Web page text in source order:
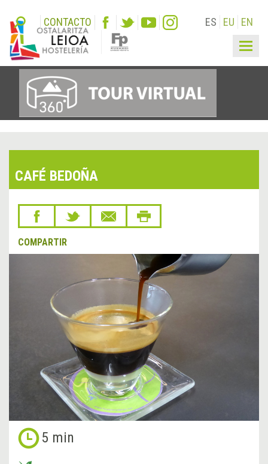
CONTACTO ES EU EN
CAFÉ BEDOÑA
COMPARTIR
5 min